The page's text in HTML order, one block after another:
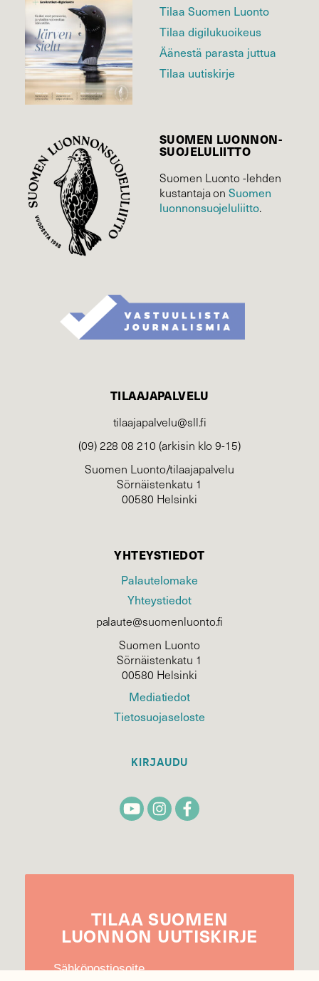
Tilaa Suomen Luonto
Tilaa digilukuoikeus
Äänestä parasta juttua
Tilaa uutiskirje
SUOMEN LUONNON­
SUOJELU­LIITTO
Suomen Luonto -lehden
kustantaja onSuomen
luonnonsuojelu­liitto.
TILAAJAPALVELU
tilaajapalvelu@sll.fi
(09) 228 08 210 (arkisin klo 9-15)
Suomen Luonto/tilaajapalvelu
Sörnäistenkatu 1
00580 Helsinki
YHTEYSTIEDOT
Palautelomake
Yhteystiedot
palaute@suomenluonto.fi
Suomen Luonto
Sörnäistenkatu 1
00580 Helsinki
Mediatiedot
Tietosuojaseloste
KIRJAUDU
TILAA SUOMEN
LUONNON UUTIS­KIRJE
Sähköpostiosoite